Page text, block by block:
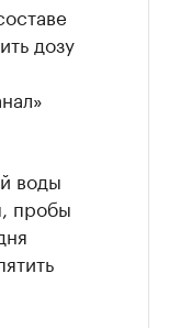
дозу
воды
пробы